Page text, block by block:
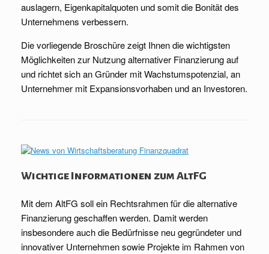
auslagern, Eigenkapitalquoten und somit die Bonität des
Unternehmens verbessern.
Die vorliegende Broschüre zeigt Ihnen die wichtigsten
Möglichkeiten zur Nutzung alternativer Finanzierung auf
und richtet sich an Gründer mit Wachstumspotenzial, an
Unternehmer mit Expansionsvorhaben und an Investoren.
Wichtige Informationen zum AltFG
Mit dem AltFG soll ein Rechtsrahmen für die alternative
Finanzierung geschaffen werden. Damit werden
insbesondere auch die Bedürfnisse neu gegründeter und
innovativer Unternehmen sowie Projekte im Rahmen von